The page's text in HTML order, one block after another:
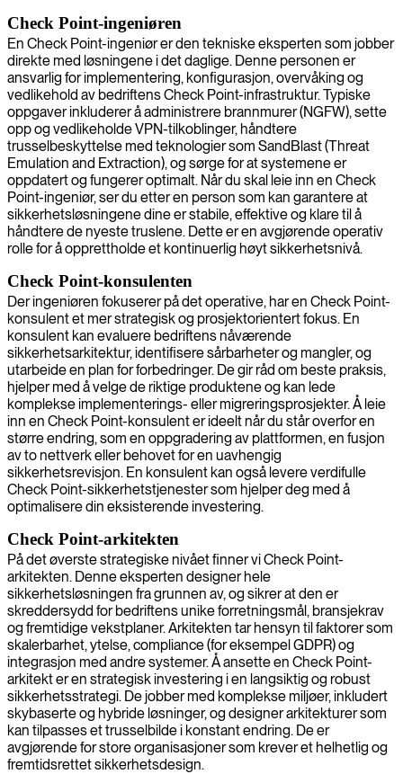
Check Point-ingeniøren
En Check Point-ingeniør er den tekniske eksperten som jobber
direkte med løsningene i det daglige. Denne personen er
ansvarlig for implementering, konfigurasjon, overvåking og
vedlikehold av bedriftens Check Point-infrastruktur. Typiske
oppgaver inkluderer å administrere brannmurer (NGFW), sette
opp og vedlikeholde VPN-tilkoblinger, håndtere
trusselbeskyttelse med teknologier som SandBlast (Threat
Emulation and Extraction), og sørge for at systemene er
oppdatert og fungerer optimalt. Når du skal leie inn en Check
Point-ingeniør, ser du etter en person som kan garantere at
sikkerhetsløsningene dine er stabile, effektive og klare til å
håndtere de nyeste truslene. Dette er en avgjørende operativ
rolle for å opprettholde et kontinuerlig høyt sikkerhetsnivå.
Check Point-konsulenten
Der ingeniøren fokuserer på det operative, har en Check Point-
konsulent et mer strategisk og prosjektorientert fokus. En
konsulent kan evaluere bedriftens nåværende
sikkerhetsarkitektur, identifisere sårbarheter og mangler, og
utarbeide en plan for forbedringer. De gir råd om beste praksis,
hjelper med å velge de riktige produktene og kan lede
komplekse implementerings- eller migreringsprosjekter. Å leie
inn en Check Point-konsulent er ideelt når du står overfor en
større endring, som en oppgradering av plattformen, en fusjon
av to nettverk eller behovet for en uavhengig
sikkerhetsrevisjon. En konsulent kan også levere verdifulle
Check Point-sikkerhetstjenester som hjelper deg med å
optimalisere din eksisterende investering.
Check Point-arkitekten
På det øverste strategiske nivået finner vi Check Point-
arkitekten. Denne eksperten designer hele
sikkerhetsløsningen fra grunnen av, og sikrer at den er
skreddersydd for bedriftens unike forretningsmål, bransjekrav
og fremtidige vekstplaner. Arkitekten tar hensyn til faktorer som
skalerbarhet, ytelse, compliance (for eksempel GDPR) og
integrasjon med andre systemer. Å ansette en Check Point-
arkitekt er en strategisk investering i en langsiktig og robust
sikkerhetsstrategi. De jobber med komplekse miljøer, inkludert
skybaserte og hybride løsninger, og designer arkitekturer som
kan tilpasses et trusselbilde i konstant endring. De er
avgjørende for store organisasjoner som krever et helhetlig og
fremtidsrettet sikkerhetsdesign.